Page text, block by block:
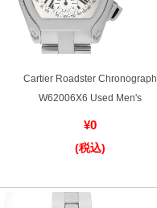
Cartier Roadster Chronograph
W62006X6 Used Men's
¥0
(税込)